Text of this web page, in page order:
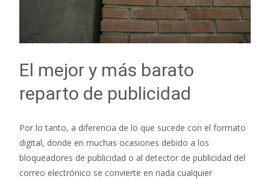
El mejor y más barato
reparto de publicidad
Por lo tanto, a diferencia de lo que sucede con el formato
digital, donde en muchas ocasiones debido a los
bloqueadores de publicidad o al detector de publicidad del
correo electrónico se convierte en nada cualquier